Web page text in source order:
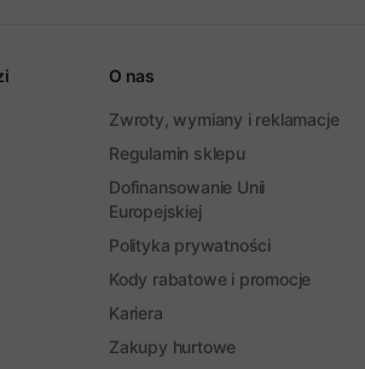
O nas
Zwroty, wymiany i reklamacje
Regulamin sklepu
Dofinansowanie Unii
Europejskiej
Polityka prywatności
Kody rabatowe i promocje
Kariera
Zakupy hurtowe